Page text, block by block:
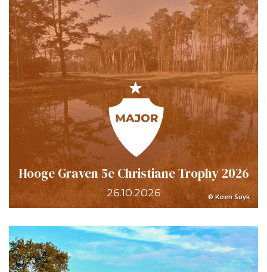
© Koen Suyk
Hooge Graven 5e Christiane Trophy 2026
26.10.2026